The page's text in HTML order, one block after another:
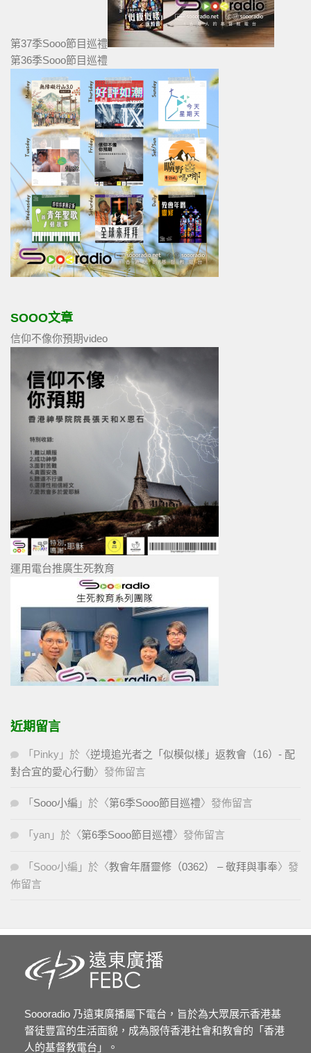
第37季Sooo節目巡禮
第36季Sooo節目巡禮
SOOO文章
信仰不像你預期video
運用電台推廣生死教育
近期留言
「 Pinky 」於〈逆境追光者之「似模似樣」返教會（16）- 配
對合宜的愛心行動〉發佈留言
「 Sooo小編 」於〈第6季Sooo節目巡禮〉發佈留言
「 yan 」於〈第6季Sooo節目巡禮〉發佈留言
「 Sooo小編 」於〈教會年曆靈修（0362） – 敬拜與事奉〉發
佈留言
Soooradio 乃遠東廣播屬下電台，旨於為大眾展示香港基
督徒豐富的生活面貌，成為服侍香港社會和教會的「香港
人的基督教電台」。